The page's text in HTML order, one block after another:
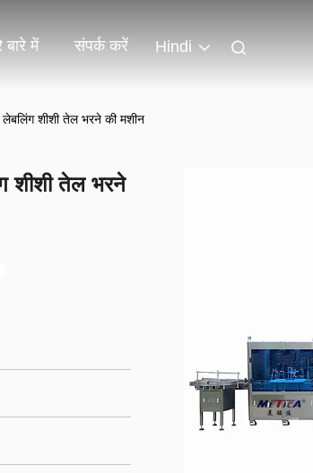
बारे में संपर्क करें Hindi
लेबलिंग शीशी तेल भरने की मशीन
शीशी तेल भरने